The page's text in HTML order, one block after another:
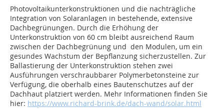
Photovoltaikunterkonstruktionen und die nachträgliche
Integration von Solaranlagen in bestehende, extensive
Dachbegrünungen. Durch die Erhöhung der
Unterkonstruktion von 60 cm bleibt ausreichend Raum
zwischen der Dachbegrünung und den Modulen, um ein
gesundes Wachstum der Bepflanzung sicherzustellen. Zur
Ballastierung der Unterkonstruktion stehen zwei
Ausführungen verschraubbarer Polymerbetonsteine zur
Verfügung, die oberhalb eines Bautenschutzes auf der
Dachhaut platziert werden. Mehr Informationen finden Sie
hier: https://www.richard-brink.de/dach-wand/solar.html